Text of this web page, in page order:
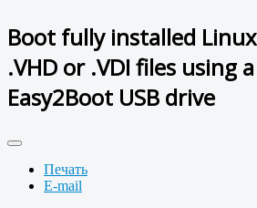
Boot fully installed
.VHD or .VDI files using
Easy2Boot USB drive
Печать
E-mail